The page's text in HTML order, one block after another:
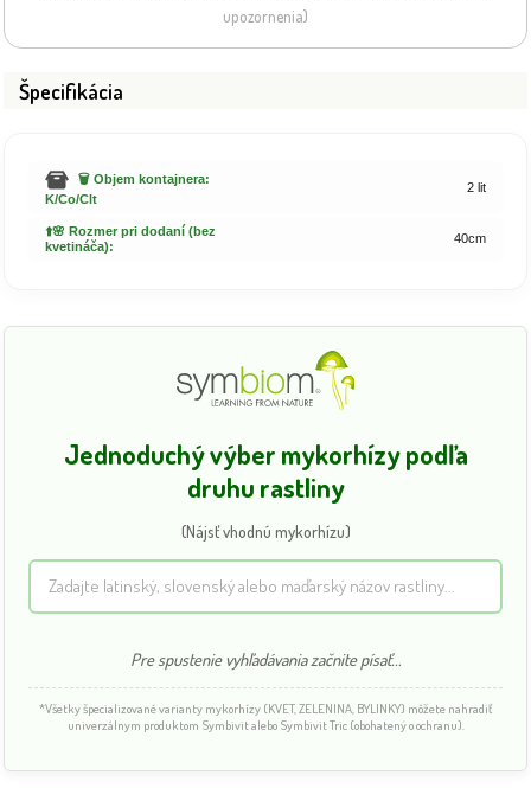
upozornenia)
Špecifikácia
🗑️ Objem kontajnera:
K/Co/Clt
2 lit
⬆️🌸 Rozmer pri dodaní (bez
kvetináča):
40cm
Jednoduchý výber mykorhízy podľa
druhu rastliny
(Nájsť vhodnú mykorhízu)
Pre spustenie vyhľadávania začnite písať...
*Všetky špecializované varianty mykorhízy (KVET, ZELENINA, BYLINKY) môžete nahradiť
univerzálnym produktom Symbivit alebo Symbivit Tric (obohatený o ochranu).